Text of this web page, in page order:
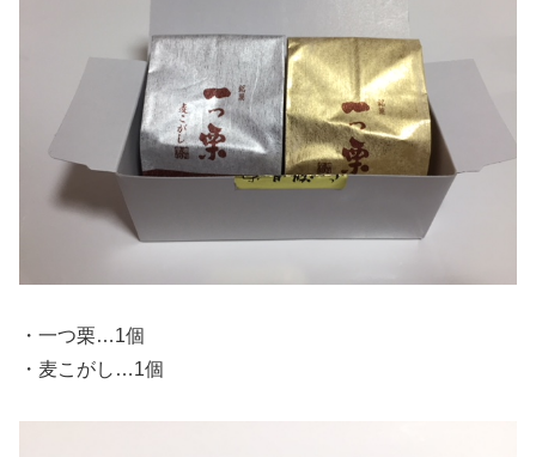
・一つ栗…1個
・麦こがし…1個